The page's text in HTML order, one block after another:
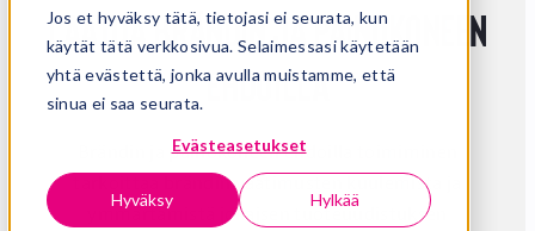
Jos et hyväksy tätä, tietojasi ei seurata, kun
käytät tätä verkkosivua. Selaimessasi käytetään
yhtä evästettä, jonka avulla muistamme, että
sinua ei saa seurata.
Evästeasetukset
Hyväksy Hylkää
Laatua brändin ja painokoneen
ehdoilla
Brändin ja painokoneen ehdoilla toimiminen
tarkoittaa brändin vaatimusten kuulemista ja
ymmärtämistä jokaisen tuoteuudistuksen